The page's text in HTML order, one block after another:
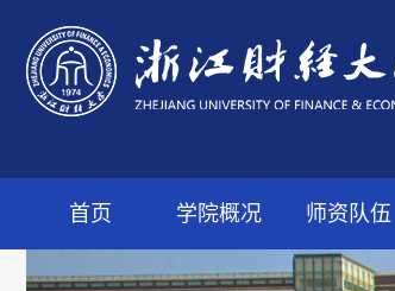
首页 学院概况 师资队伍